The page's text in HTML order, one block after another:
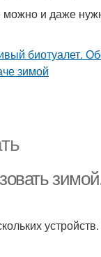
и даже